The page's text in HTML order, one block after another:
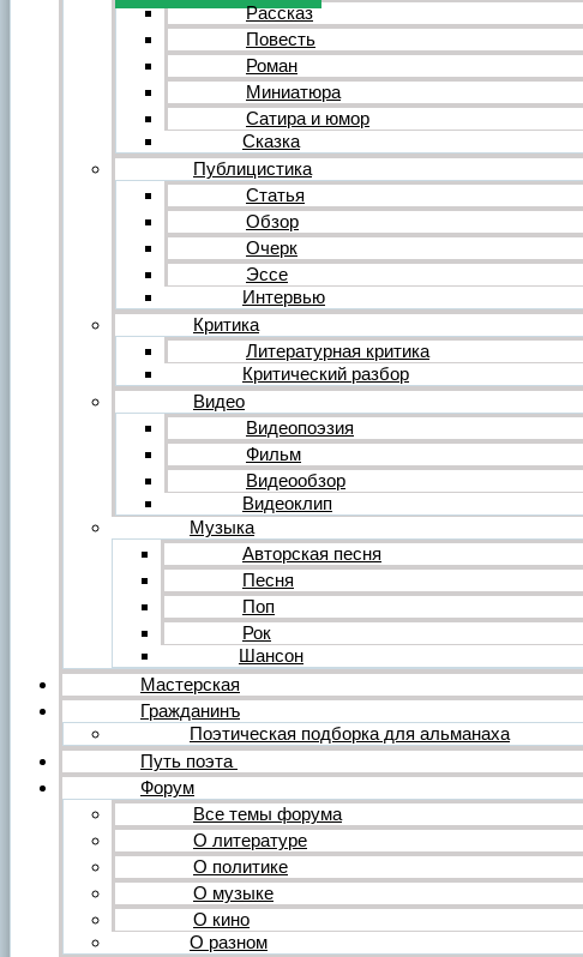
Рассказ
Повесть
Роман
Миниатюра
Сатира и юмор
Сказка
Публицистика
Статья
Обзор
Очерк
Эссе
Интервью
Критика
Литературная критика
Критический разбор
Видео
Видеопоэзия
Фильм
Видеообзор
Видеоклип
Музыка
Авторская песня
Песня
Поп
Рок
Шансон
Мастерская
Гражданинъ
Поэтическая подборка для альманаха
Путь поэта
Форум
Все темы форума
О литературе
О политике
О музыке
О кино
О разном
Авторский анонс
Редакция
Инструкции
Вставка видеоплеера
Вставка аудиоплеера
Войдите на сайт или зарегистрируйтесь